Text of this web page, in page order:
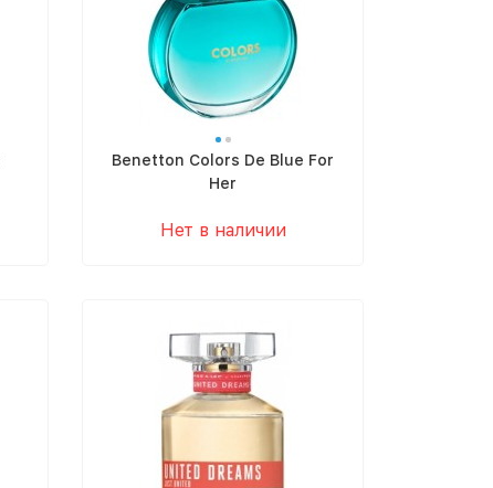
Benetton Colors De Blue For
Her
Нет в наличии